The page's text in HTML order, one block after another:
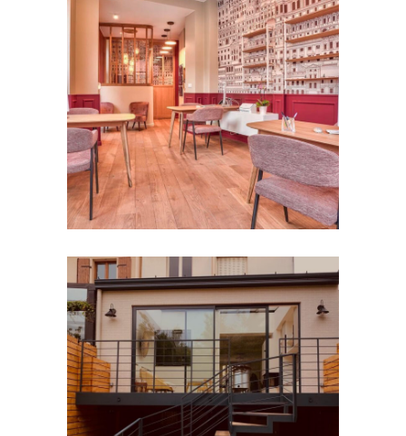
CENTRES SPORTIFS
Adequadom
CENTRES SPORTIFS
Extension /
Colombes